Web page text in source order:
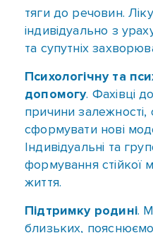
причини залежності,
сформувати нові
Індивідуальні та
життя.
Підтримку родині.
близьких, пояснюємо
навчаємо правильній
пацієнтом.
ефективність
Соціальну
терапії пацієнту